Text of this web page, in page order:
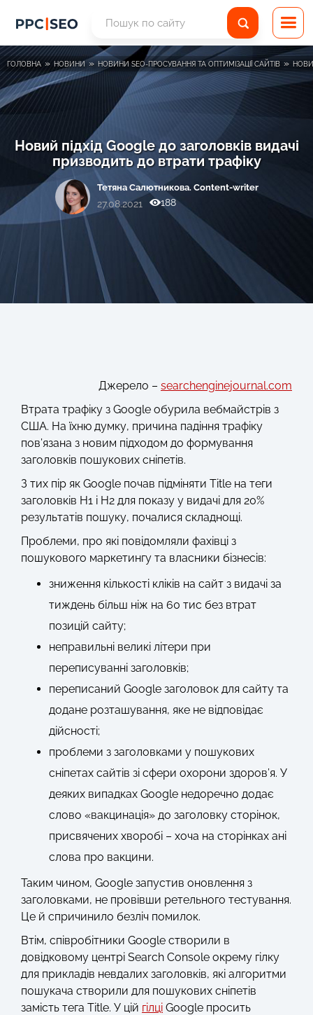
ГОЛОВНА » НОВИНИ » НОВИНИ SEO-ПРОСУВАННЯ ТА ОПТИМІЗАЦІЇ САЙТІВ »
Новий підхід Google до заголовків видачі
призводить до втрати трафіку
Тетяна Салютникова. Content-writer
27.08.2021 188
Джерело – searchenginejournal.com
Втрата трафіку з Google обурила вебмайстрів з
США. На їхню думку, причина падіння трафіку
пов’язана з новим підходом до формування
заголовків пошукових сніпетів.
З тих пір як Google почав підміняти Title на теги
заголовків H1 і H2 для показу у видачі для 20%
результатів пошуку, почалися складнощі.
Проблеми, про які повідомляли фахівці з
пошукового маркетингу та власники бізнесів:
зниження кількості кліків на сайт з видачі за
тиждень більш ніж на 60 тис без втрат
позицій сайту;
неправильні великі літери при
переписуванні заголовків;
переписаний Google заголовок для сайту та
додане розташування, яке не відповідає
дійсності;
проблеми з заголовками у пошукових
сніпетах сайтів зі сфери охорони здоров’я. У
деяких випадках Google недоречно додає
слово «вакцинація» до заголовку сторінок,
присвячених хворобі – хоча на сторінках ані
слова про вакцини.
Таким чином, Google запустив оновлення з
заголовками, не провівши ретельного тестування.
Це й спричинило безліч помилок.
Втім, співробітники Google створили в
довідковому центрі Search Console окрему гілку
для прикладів невдалих заголовків, які алгоритми
пошукача створили для пошукових сніпетів
замість тега Title. У цій гілці Google просить